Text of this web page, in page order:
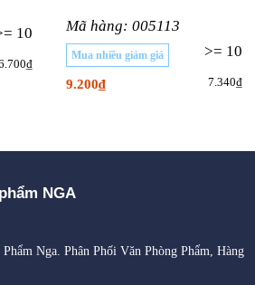
10
Mã hàng: 005113
Mua nhiều giảm giá >= 10
9.200₫ 7.340₫
NGA
Nga. Phân Phối Văn Phòng Phẩm, Hàng